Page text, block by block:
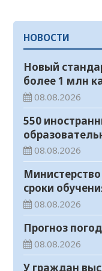
НОВОСТИ
Новый
более 1 млн
08.08.2026
550
Казахстане
08.08.2026
сроки
учебный год
08.08.2026
Прогноз
08.08.2026
У граждан